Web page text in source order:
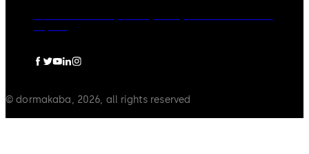
© dormakaba, 2026, all rights reserved